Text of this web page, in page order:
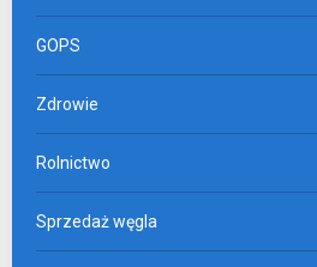
GOPS
Zdrowie
Rolnictwo
Sprzedaż węgla